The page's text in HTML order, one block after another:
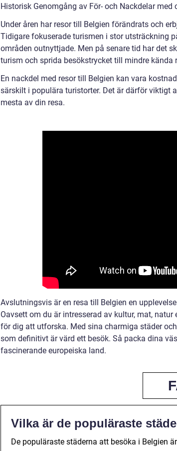
Historisk Genomgång av För- och Nackdelar med
Under åren har resor till Belgien förändrats och
Tidigare fokuserade turismen i stor utsträckning
områden outnyttjade. Men på senare tid har det
turism och sprida besökstrycket till mindre kända
En nackdel med resor till Belgien kan vara
särskilt i populära turistorter. Det är därför viktigt
mesta av din resa.
Avslutningsvis är en resa till Belgien en
Oavsett om du är intresserad av kultur, mat,
för dig att utforska. Med sina charmiga städer
som definitivt är värd ett besök. Så packa dina
fascinerande europeiska land.
Vilka är de populäraste
De populäraste städerna att besöka i Belgien